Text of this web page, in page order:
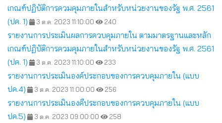
เกณฑ์ปฏิบัติการควมคุมภายในสำหรับหน่วยงานของรัฐ พ.ศ. 2561
(ปค. 1)
3 ต.ค. 2023 11:10:00 240
รายงานการประเมินผลการควบคุมภายใน ตามมาตรฐานและหลัก
เกณฑ์ปฏิบัติการควมคุมภายในสำหรับหน่วยงานของรัฐ พ.ศ. 2561
(ปค. 1)
3 ต.ค. 2023 11:10:00 233
รายงานการประเมินองค์ประกอบของการควบคุมภายใน (แบบ
ปค.4)
3 ต.ค. 2023 11:00:00 256
รายงานการประเมินองคืประกอบของการควบคุมภายใน (แบบ
ปค.5)
3 ต.ค. 2023 09:00:00 258